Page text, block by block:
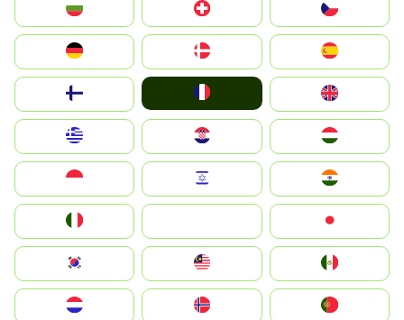
Switzerland
Deutschland
United Kingdom
Magyarország
South Korea